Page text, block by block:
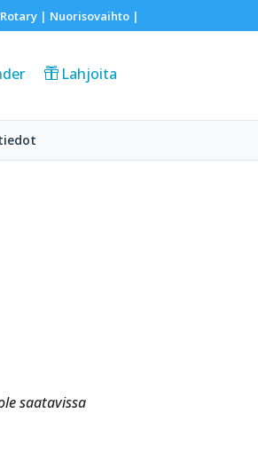
| Nuorisovaihto|
Lahjoita
saatavissa